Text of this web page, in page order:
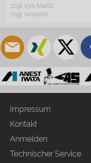
zzgl. 19% MwSt.
zzgl. Versand
Impressum
Kontakt
Anmelden
Technischer Service